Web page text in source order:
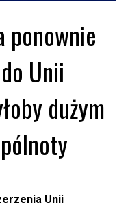
ponownie
Unii
dużym
Unii